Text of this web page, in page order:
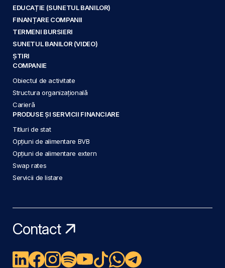
EDUCAȚIE (SUNETUL BANILOR)
FINANȚARE COMPANII
TERMENI BURSIERI
SUNETUL BANILOR (VIDEO)
ȘTIRI
COMPANIE
Obiectul de activitate
Structura organizațională
Carieră
PRODUSE ȘI SERVICII FINANCIARE
Titluri de stat
Opțiuni de alimentare BVB
Opțiuni de alimentare extern
Swap rates
Servicii de listare
Contact